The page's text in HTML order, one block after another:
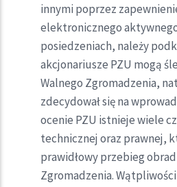
innymi poprzez
elektronicznego
posiedzeniach, należy
akcjonariusze PZU mogą
Walnego Zgromadzenia,
zdecydował się na
ocenie PZU istnieje wiele
technicznej oraz prawnej,
prawidłowy przebieg
Zgromadzenia.